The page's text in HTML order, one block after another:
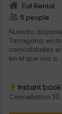
Full Rental
5 people
Nuestro
Tarragona, en
comodidades
en el que vas a...
Instant
Cancellation 30